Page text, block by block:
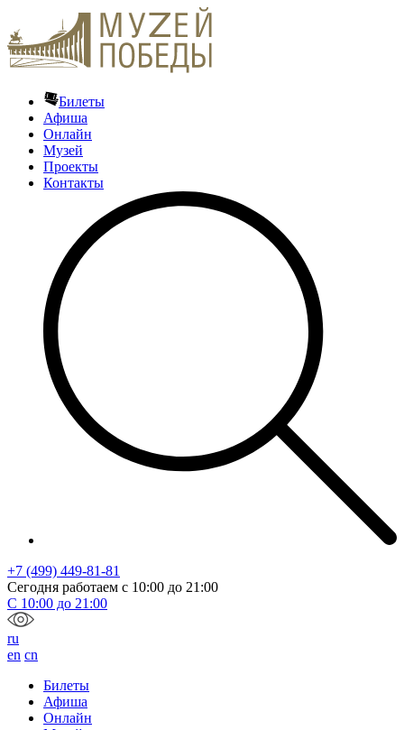
Билеты
Афиша
Онлайн
Музей
Проекты
Контакты
+7 (499) 449-81-81
Сегодня работаем с 10:00 до 21:00
С 10:00 до 21:00
ru
en cn
Билеты
Афиша
Онлайн